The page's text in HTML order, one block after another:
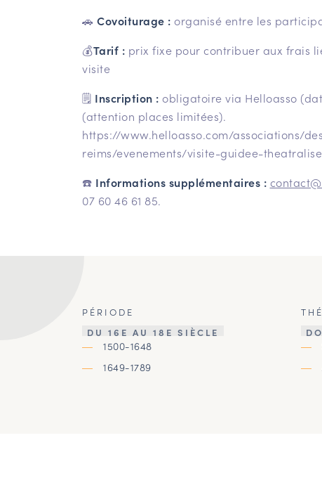
🚗 Covoiturage : organisé entre les
💰Tarif : prix fixe pour contribuer aux frais
visite
🗒 Inscription : obligatoire via Helloasso
(attention places limitées).
https://www.helloasso.com/associations/
reims/evenements/visite-guidee-
☎️ Informations supplémentaires :
07 60 46 61 85.
PÉRIODE
DU 16E AU 18E SIÈCLE
1500-1648
1649-1789